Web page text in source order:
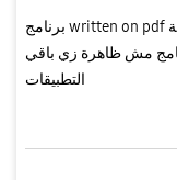
برنامج written on pdf مع التحديث مش راضي يشتغل وبحاول اشيلة
مش ظاهرة زي باقي
التطبيقات